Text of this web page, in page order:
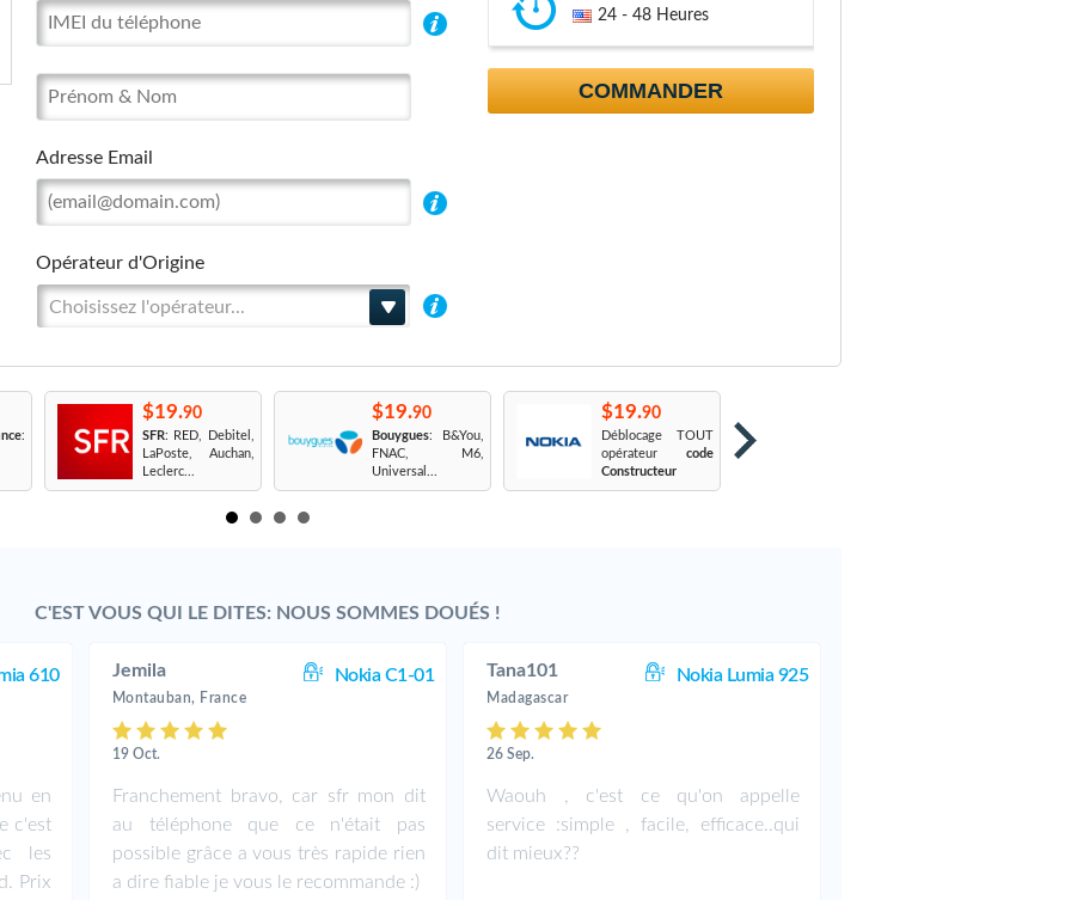
Adresse Email
Opérateur d'Origine
Choisissez l'opérateur...
24 - 48 Heures
COMMANDER
:
$19.90
SFR: RED, Debitel,
LaPoste, Auchan,
Leclerc...
$19.90
Bouygues: B&You,
FNAC, M6,
Universal...
$19.90
Déblocage TOUT
opérateur code
Constructeur
C'EST VOUS QUI LE DITES: NOUS SOMMES DOUÉS !
610
en
c'est
les
Prix
Jemila Nokia C1-01
Montauban, France
19 Oct.
Franchement bravo, car sfr mon dit
au téléphone que ce n'était pas
possible grâce a vous très rapide rien
a dire fiable je vous le recommande :)
Tana101 Nokia Lumia 925
Madagascar
26 Sep.
Waouh , c'est ce qu'on appelle
service :simple , facile, efficace..qui
dit mieux??